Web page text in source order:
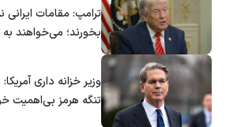
ترامپ: مقامات
بخورند؛ می‌خواهند به
وزیر خزانه داری
تنگه هرمز بی‌اهمیت